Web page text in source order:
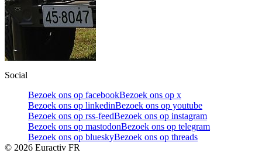
Social
Bezoek ons op facebookBezoek ons op x
Bezoek ons op linkedinBezoek ons op youtube
Bezoek ons op rss-feedBezoek ons op instagram
Bezoek ons op mastodonBezoek ons op telegram
Bezoek ons op blueskyBezoek ons op threads
© 2026 Euractiv FR